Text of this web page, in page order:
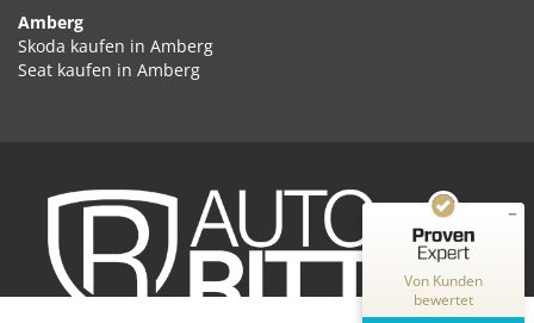
Amberg
Skoda kaufen in Amberg
Seat kaufen in Amberg
Hyundai kaufen in Amberg
Opel kaufen in Amberg
Peugeot kaufen in Amberg
Ford kaufen in Amberg
BMW kaufen in Amberg
Von Kunden
bewertet
2
Bewertungen auf
ProvenExpert.com
Bewertungen von
2 anderen Quellen
Blick aufs ProvenExpert-Profil werfen